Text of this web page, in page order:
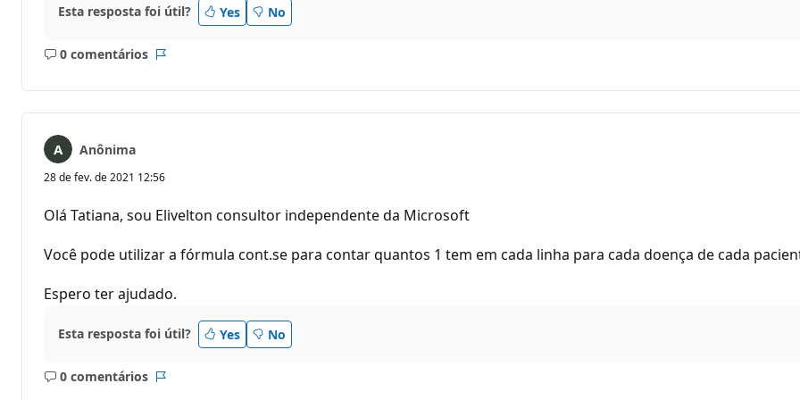
Esta resposta foi útil? Yes No
0 comentários
Sem
Anônima
28 de fev. de 2021 12:56
Olá Tatiana, sou Elivelton consultor independente da Microsoft
Você pode utilizar a fórmula cont.se para contar quantos 1 tem em cada linha para cada doença de cada
Espero ter ajudado.
Esta resposta foi útil? Yes No
0 comentários
Sem